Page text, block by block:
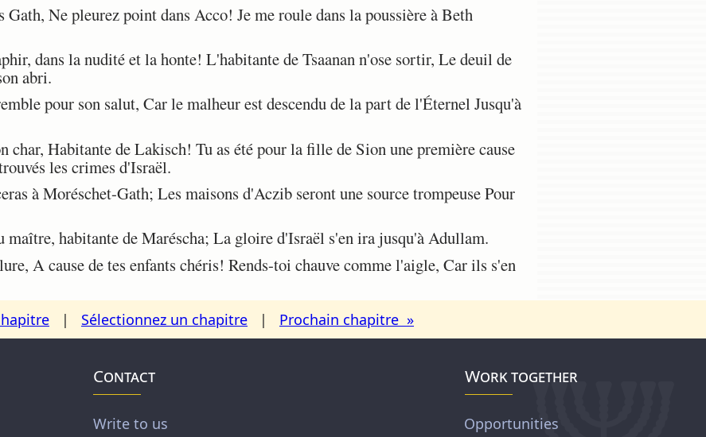
Gath, Ne pleurez point dans Acco! Je me roule dans la poussière à Beth
dans la nudité et la honte! L'habitante de Tsaanan n'ose sortir, Le deuil de
abri.
pour son salut, Car le malheur est descendu de la part de l'Éternel Jusqu'à
char, Habitante de Lakisch! Tu as été pour la fille de Sion une première cause
les crimes d'Israël.
à Moréschet-Gath; Les maisons d'Aczib seront une source trompeuse Pour
maître, habitante de Maréscha; La gloire d'Israël s'en ira jusqu'à Adullam.
A cause de tes enfants chéris! Rends-toi chauve comme l'aigle, Car ils s'en
| Sélectionnez un chapitre | Prochain chapitre »
Contact
Write to us
Work together
Opportunities